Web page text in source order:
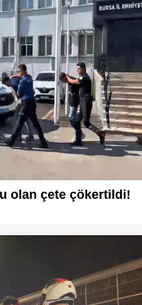
olan çete çökertildi!